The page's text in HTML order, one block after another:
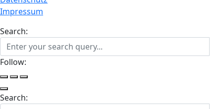
Impressum
Search:
Follow:
Search: